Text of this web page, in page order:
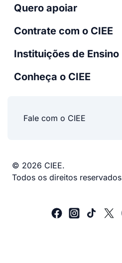
Quero apoiar
Contrate com o CIEE
Instituições de Ensino
Conheça o CIEE
Fale com o CIEE
© 2026 CIEE.
Todos os direitos reservados